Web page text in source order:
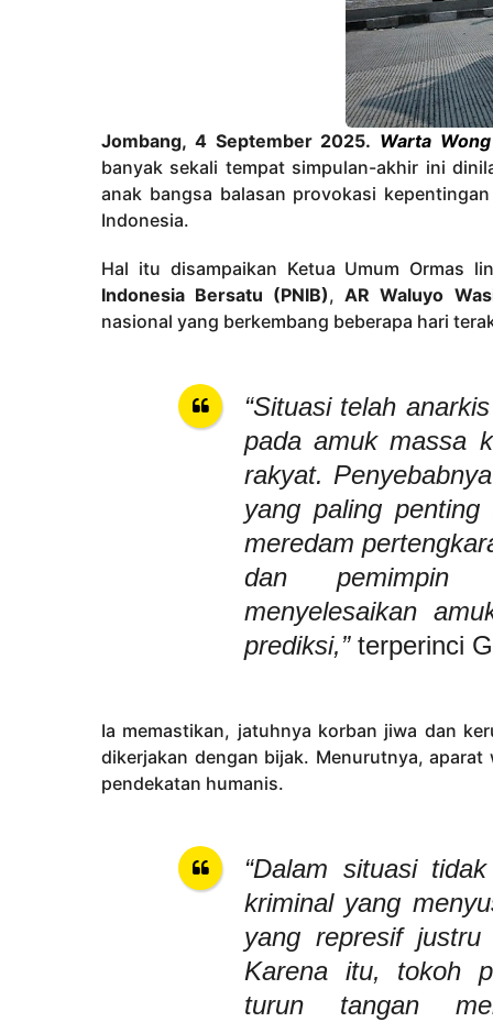
Jombang, 4 September 2025. Warta
banyak sekali tempat simpulan-akhir ini
anak bangsa balasan provokasi
Indonesia.
Hal itu disampaikan Ketua Umum Ormas
Indonesia Bersatu (PNIB),AR Waluyo
nasional yang berkembang beberapa hari
“Situasi telah
pada amuk massa
rakyat.
yang paling penting
meredam
dan pemimpin
menyelesaikan
prediksi,”terperinci
Ia memastikan, jatuhnya korban jiwa dan
dikerjakan dengan bijak. Menurutnya,
pendekatan humanis.
“Dalam situasi
kriminal yang
yang represif justru
Karena itu, tokoh
turun tangan